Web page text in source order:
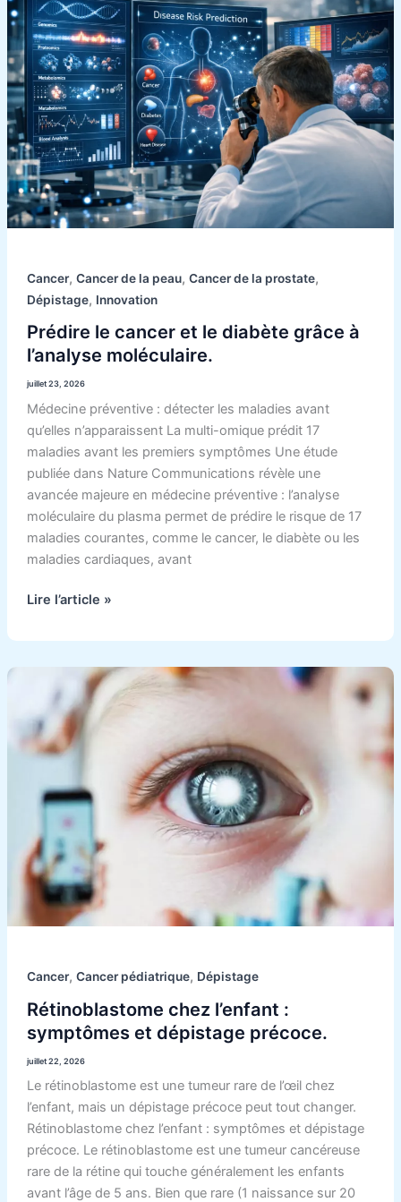
Cancer, Cancer de la peau, Cancer de la prostate,
Dépistage, Innovation
Prédire le cancer et le diabète grâce à
l’analyse moléculaire.
juillet 23, 2026
Médecine préventive : détecter les maladies avant
qu’elles n’apparaissent La multi-omique prédit 17
maladies avant les premiers symptômes Une étude
publiée dans Nature Communications révèle une
avancée majeure en médecine préventive : l’analyse
moléculaire du plasma permet de prédire le risque de 17
maladies courantes, comme le cancer, le diabète ou les
maladies cardiaques, avant
cancer
et
diabète
grâce
l’analyse
moléculaire.
Lire l’article »
Cancer, Cancer pédiatrique, Dépistage
Rétinoblastome chez l’enfant :
symptômes et dépistage précoce.
juillet 22, 2026
Le rétinoblastome est une tumeur rare de l’œil chez
l’enfant, mais un dépistage précoce peut tout changer.
Rétinoblastome chez l’enfant : symptômes et dépistage
précoce. Le rétinoblastome est une tumeur cancéreuse
rare de la rétine qui touche généralement les enfants
avant l’âge de 5 ans. Bien que rare (1 naissance sur 20
Rétinoblastome
l’enfant
symptômes
dépistage
précoce.